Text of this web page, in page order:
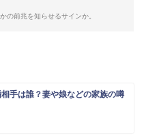
の前兆を知らせるサインか。
手は誰？妻や娘などの家族の噂